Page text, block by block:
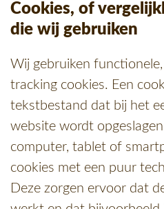
Cookies, of
die wij gebruiken
Wij gebruiken
tracking cookies. Een
tekstbestand dat bij het
website wordt
computer, tablet of
cookies met een puur
Deze zorgen ervoor dat